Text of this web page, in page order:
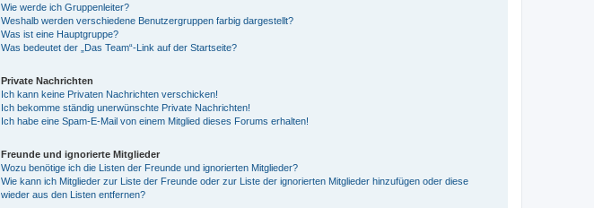
Wie werde ich Gruppenleiter?
Weshalb werden verschiedene Benutzergruppen farbig dargestellt?
Was ist eine Hauptgruppe?
Was bedeutet der „Das Team“-Link auf der Startseite?
Private Nachrichten
Ich kann keine Privaten Nachrichten verschicken!
Ich bekomme ständig unerwünschte Private Nachrichten!
Ich habe eine Spam-E-Mail von einem Mitglied dieses Forums erhalten!
Freunde und ignorierte Mitglieder
Wozu benötige ich die Listen der Freunde und ignorierten Mitglieder?
Wie kann ich Mitglieder zur Liste der Freunde oder zur Liste der ignorierten Mitglieder hinzufügen oder diese
wieder aus den Listen entfernen?